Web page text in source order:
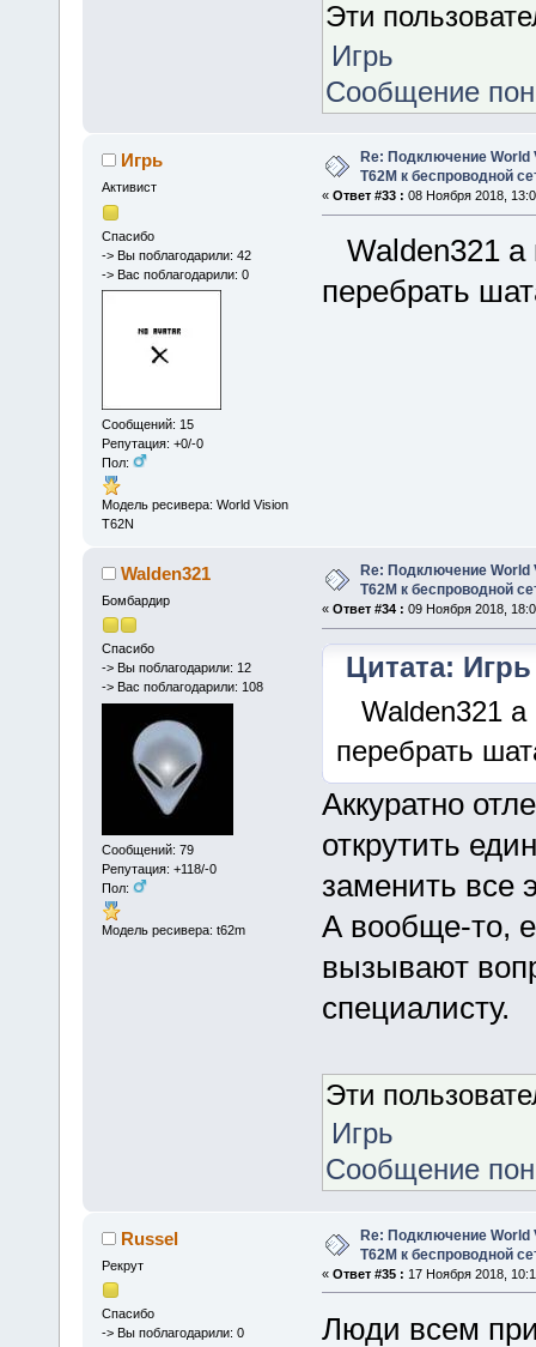
Эти
Игрь
Сообщение
Игрь
Активист
Спасибо
-> Вы поблагодарили: 42
-> Вас поблагодарили: 0
Сообщений: 15
Репутация: +0/-0
Пол:
Модель ресивера: World Vision
T62N
Re: Подключение World
Т62М к беспроводной
« Ответ #33 : 08 Ноября 2018,
Walden321 а
перебрать
Walden321
Бомбардир
Спасибо
-> Вы поблагодарили: 12
-> Вас поблагодарили: 108
Сообщений: 79
Репутация: +118/-0
Пол:
Модель ресивера: t62m
Re: Подключение World
Т62М к беспроводной
« Ответ #34 : 09 Ноября 2018,
Цитата:
Walden321 а
перебрать
Аккуратно
открутить
заменить все
А вообще-то,
вызывают
специалисту.
Эти
Игрь
Сообщение
Russel
Рекрут
Спасибо
-> Вы поблагодарили: 0
Re: Подключение World
Т62М к беспроводной
« Ответ #35 : 17 Ноября 2018,
Люди всем